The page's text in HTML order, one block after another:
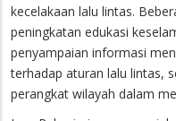
kecelakaan lalu lintas.
peningkatan edukasi
penyampaian informasi
terhadap aturan lalu lintas,
perangkat wilayah dalam